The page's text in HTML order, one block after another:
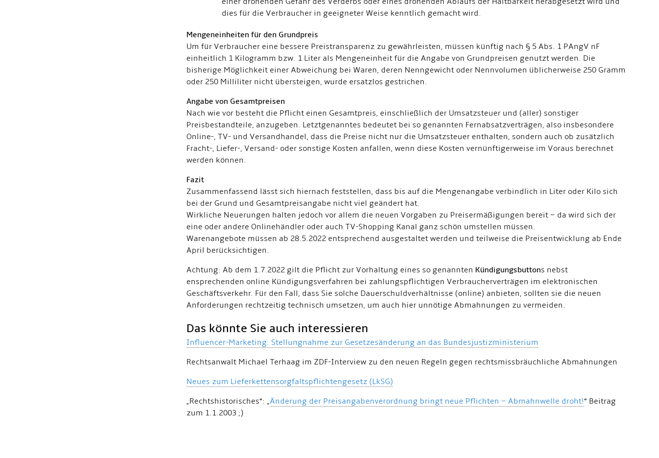
dies für die Verbraucher in geeigneter Weise kenntlich gemacht wird.
Mengeneinheiten für den Grundpreis
Um für Verbraucher eine bessere Preistransparenz zu gewährleisten, müssen künftig nach § 5 Abs. 1 PAngV nF
einheitlich 1 Kilogramm bzw. 1 Liter als Mengeneinheit für die Angabe von Grundpreisen genutzt werden. Die
bisherige Möglichkeit einer Abweichung bei Waren, deren Nenngewicht oder Nennvolumen üblicherweise 250 Gramm
oder 250 Milliliter nicht übersteigen, wurde ersatzlos gestrichen.
Angabe von Gesamtpreisen
Nach wie vor besteht die Pflicht einen Gesamtpreis, einschließlich der Umsatzsteuer und (aller) sonstiger
Preisbestandteile, anzugeben. Letztgenanntes bedeutet bei so genannten Fernabsatzverträgen, also insbesondere
Online-, TV- und Versandhandel, dass die Preise nicht nur die Umsatzsteuer enthalten, sondern auch ob zusätzlich
Fracht-, Liefer-, Versand- oder sonstige Kosten anfallen, wenn diese Kosten vernünftigerweise im Voraus berechnet
werden können.
Fazit
Zusammenfassend lässt sich hiernach feststellen, dass bis auf die Mengenangabe verbindlich in Liter oder Kilo sich
bei der Grund und Gesamtpreisangabe nicht viel geändert hat.
Wirkliche Neuerungen halten jedoch vor allem die neuen Vorgaben zu Preisermäßigungen bereit – da wird sich der
eine oder andere Onlinehändler oder auch TV-Shopping Kanal ganz schön umstellen müssen.
Warenangebote müssen ab 28.5.2022 entsprechend ausgestaltet werden und teilweise die Preisentwicklung ab Ende
April berücksichtigen.
Achtung: Ab dem 1.7.2022 gilt die Pflicht zur Vorhaltung eines so genannten Kündigungsbuttons nebst
ensprechenden online Kündigungsverfahren bei zahlungspflichtigen Verbraucherverträgen im elektronischen
Geschäftsverkehr. Für den Fall, dass Sie solche Dauerschuldverhältnisse (online) anbieten, sollten sie die neuen
Anforderungen rechtzeitig technisch umsetzen, um auch hier unnötige Abmahnungen zu vermeiden.
Das könnte Sie auch interessieren
Influencer-Marketing: Stellungnahme zur Gesetzesänderung an das Bundesjustizministerium
Rechtsanwalt Michael Terhaag im ZDF-Interview zu den neuen Regeln gegen rechtsmissbräuchliche Abmahnungen
Neues zum Lieferkettensorgfaltspflichtengesetz (LkSG)
„Rechtshistorisches“: „Änderung der Preisangabenverordnung bringt neue Pflichten – Abmahnwelle droht!“ Beitrag
zum 1.1.2003 ;)